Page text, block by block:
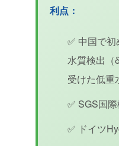
利点：
✅ 中国で
水質検出（
受けた低重
✅ SGS国
✅ ドイツ